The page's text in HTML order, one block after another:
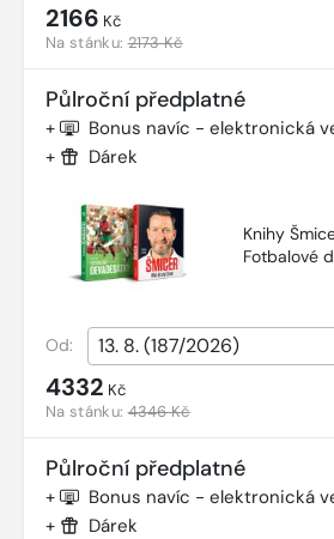
2166 Kč
Na stánku:2173 Kč
Půlroční předplatné
+ Bonus navíc - elektronická
+ Dárek
Knihy
Fotbalové
Od:
4332 Kč
Na stánku:4346 Kč
Půlroční předplatné
+ Bonus navíc - elektronická
+ Dárek